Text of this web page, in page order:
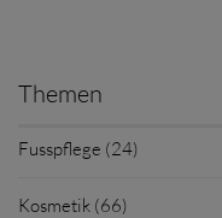
Themen
Fusspflege (24)
Kosmetik (66)